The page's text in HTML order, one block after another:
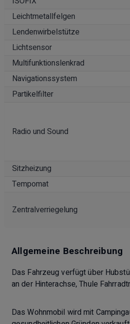
Leichtmetallfelgen
Lendenwirbelstütze
Lichtsensor
Multifunktionslenkrad
Navigationssystem
Partikelfilter
Radio und Sound
Sitzheizung
Tempomat
Zentralverriegelung
Allgemeine Beschreibung
Das Fahrzeug verfügt über
an der Hinterachse, Thule
Das Wohnmobil wird mit